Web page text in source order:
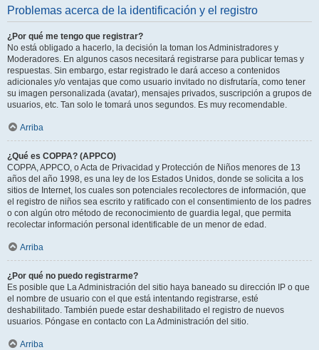
Problemas acerca de la identificación y el registro
¿Por qué me tengo que registrar?
No está obligado a hacerlo, la decisión la toman los Administradores y
Moderadores. En algunos casos necesitará registrarse para publicar temas y
respuestas. Sin embargo, estar registrado le dará acceso a contenidos
adicionales y/o ventajas que como usuario invitado no disfrutaría, como tener
su imagen personalizada (avatar), mensajes privados, suscripción a grupos de
usuarios, etc. Tan solo le tomará unos segundos. Es muy recomendable.
Arriba
¿Qué es COPPA? (APPCO)
COPPA, APPCO, o Acta de Privacidad y Protección de Niños menores de 13
años del año 1998, es una ley de los Estados Unidos, donde se solicita a los
sitios de Internet, los cuales son potenciales recolectores de información, que
el registro de niños sea escrito y ratificado con el consentimiento de los padres
o con algún otro método de reconocimiento de guardia legal, que permita
recolectar información personal identificable de un menor de edad.
Arriba
¿Por qué no puedo registrarme?
Es posible que La Administración del sitio haya baneado su dirección IP o que
el nombre de usuario con el que está intentando registrarse, esté
deshabilitado. También puede estar deshabilitado el registro de nuevos
usuarios. Póngase en contacto con La Administración del sitio.
Arriba